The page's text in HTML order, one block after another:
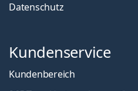
Datenschutz
Kundenservice
Kundenbereich